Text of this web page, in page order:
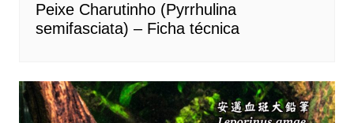
Peixe Charutinho (Pyrrhulina
semifasciata) – Ficha técnica